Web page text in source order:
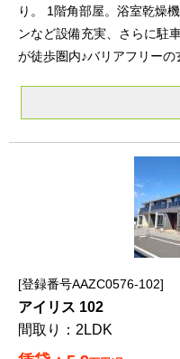
り。 1階角部屋。浴室乾燥
ンなど設備充実、さらに駐
が徒歩圏内♪バリアフリー
登録番号AAZC0576-102
アイリス 102
2LDK